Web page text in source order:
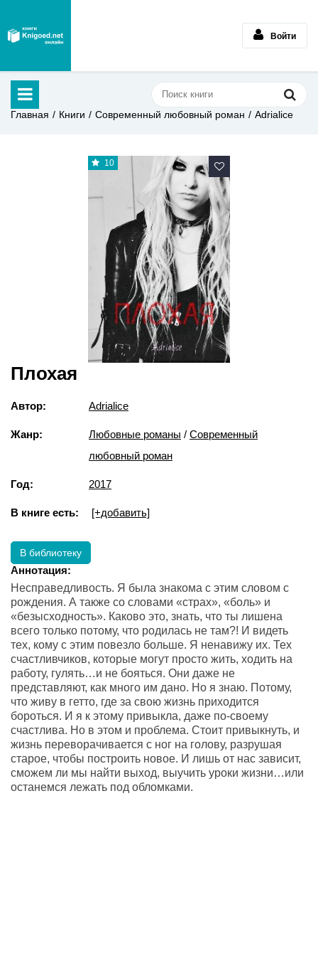
Войти
Главная Книги Современный любовный роман Adrialice
10
Плохая
Автор: Adrialice
Жанр: Любовные романы / Современный
любовный роман
Год: 2017
В книге есть: [+добавить]
В библиотеку
Аннотация:
Несправедливость. Я была знакома с этим словом с
рождения. А также со словами «страх», «боль» и
«безысходность». Каково это, знать, что ты лишена
всего только потому, что родилась не там?! И видеть
тех, кому с этим повезло больше. Я ненавижу их. Тех
счастливчиков, которые могут просто жить, ходить на
работу, гулять…и не бояться. Они даже не
представляют, как много им дано. Но я знаю. Потому,
что живу в гетто, где за свою жизнь приходится
бороться. И я к этому привыкла, даже по-своему
счастлива. Но в этом и проблема. Стоит привыкнуть, и
жизнь переворачивается с ног на голову, разрушая
старое, чтобы построить новое. И лишь от нас зависит,
сможем ли мы найти выход, выучить уроки жизни…или
останемся лежать под обломками.